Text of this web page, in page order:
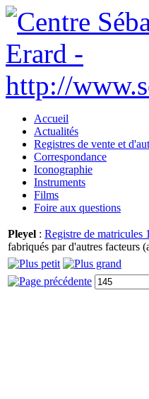
Accueil
Actualités
Registres de vente et
Correspondance
Iconographie
Instruments
Films
Foire aux questions
Pleyel : Registre de matricules
fabriqués par d'autres facteurs